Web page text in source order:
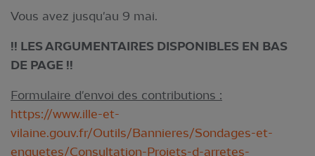
Vous avez jusqu'au 9 mai.
!! LES ARGUMENTAIRES DISPONIBLES EN BAS
DE PAGE !!
Formulaire d'envoi des contributions :
https://www.ille-et-
vilaine.gouv.fr/Outils/Bannieres/Sondages-et-
enquetes/Consultation-Projets-d-arretes-